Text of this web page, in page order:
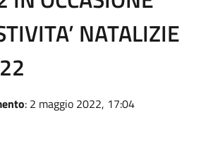
NATALIZIE
: 2 maggio 2022, 17:04